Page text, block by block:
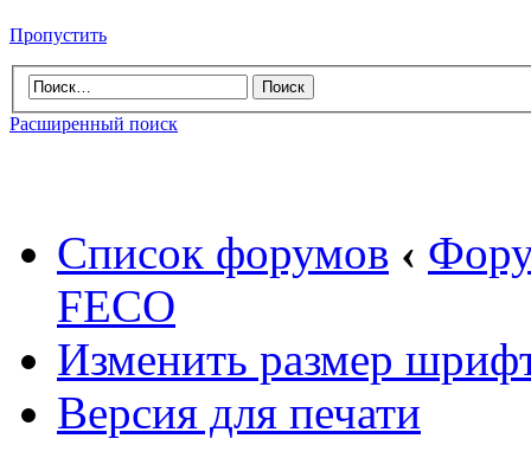
Пропустить
Расширенный поиск
Список форумов ‹
FECO
Изменить размер
Версия для печати